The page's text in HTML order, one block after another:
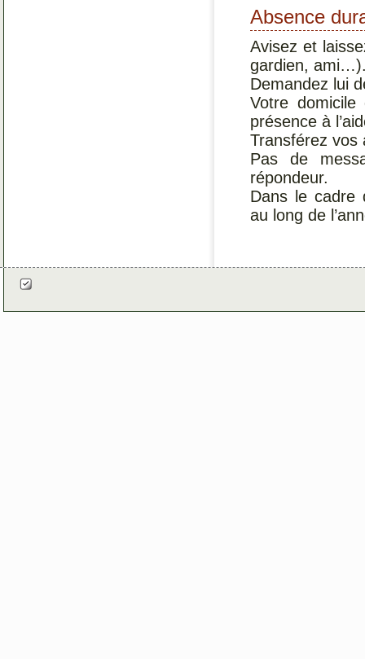
Absence
Avisez et
gardien,
Demandez lui
Votre domicile
présence à
Transférez vos
Pas de
répondeur.
Dans le cadre
au long de